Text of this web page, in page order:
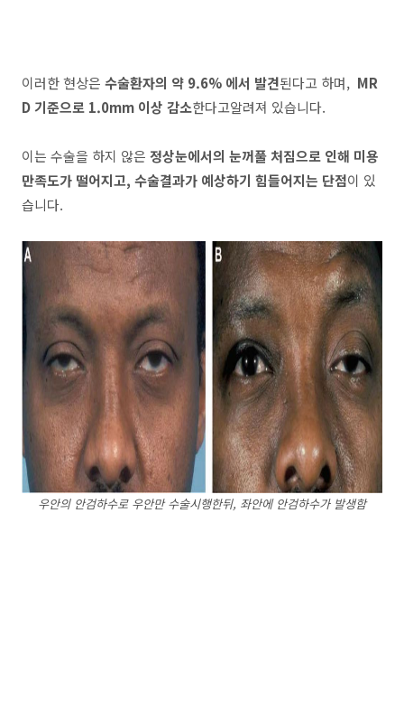
이러한 현상은 수술환자의 약 9.6% 에서 발견된다고 하며, MR
D 기준으로 1.0mm 이상 감소한다고알려져 있습니다.
이는 수술을 하지 않은 정상눈에서의 눈꺼풀 처짐으로 인해 미용
만족도가 떨어지고, 수술결과가 예상하기 힘들어지는 단점이 있
습니다.
우안의 안검하수로 우안만 수술시행한뒤, 좌안에 안검하수가 발생함